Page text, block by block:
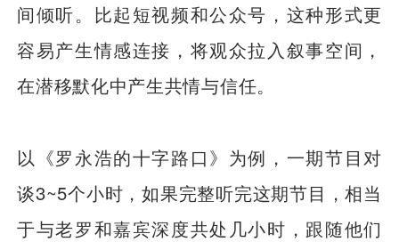
间倾听。比起短视频和公众号，这种形式更
容易产生情感连接，将观众拉入叙事空间，
在潜移默化中产生共情与信任。
以《罗永浩的十字路口》为例，一期节目对
谈3~5个小时，如果完整听完这期节目，相当
于与老罗和嘉宾深度共处几小时，跟随他们